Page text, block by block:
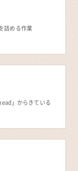
詰める作業
」からきている